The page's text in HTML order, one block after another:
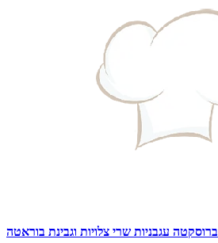
ברוסקטה עגבניות שרי צלויות וגבינת בוראטה